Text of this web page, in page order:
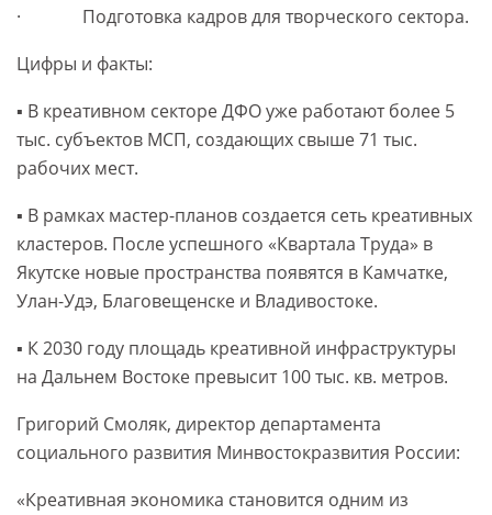
· Подготовка кадров для творческого сектора.
Цифры и факты:
▪️ В креативном секторе ДФО уже работают более 5
тыс. субъектов МСП, создающих свыше 71 тыс.
рабочих мест.
▪️ В рамках мастер-планов создается сеть креативных
кластеров. После успешного «Квартала Труда» в
Якутске новые пространства появятся в Камчатке,
Улан-Удэ, Благовещенске и Владивостоке.
▪️ К 2030 году площадь креативной инфраструктуры
на Дальнем Востоке превысит 100 тыс. кв. метров.
Григорий Смоляк, директор департамента
социального развития Минвостокразвития России:
«Креативная экономика становится одним из